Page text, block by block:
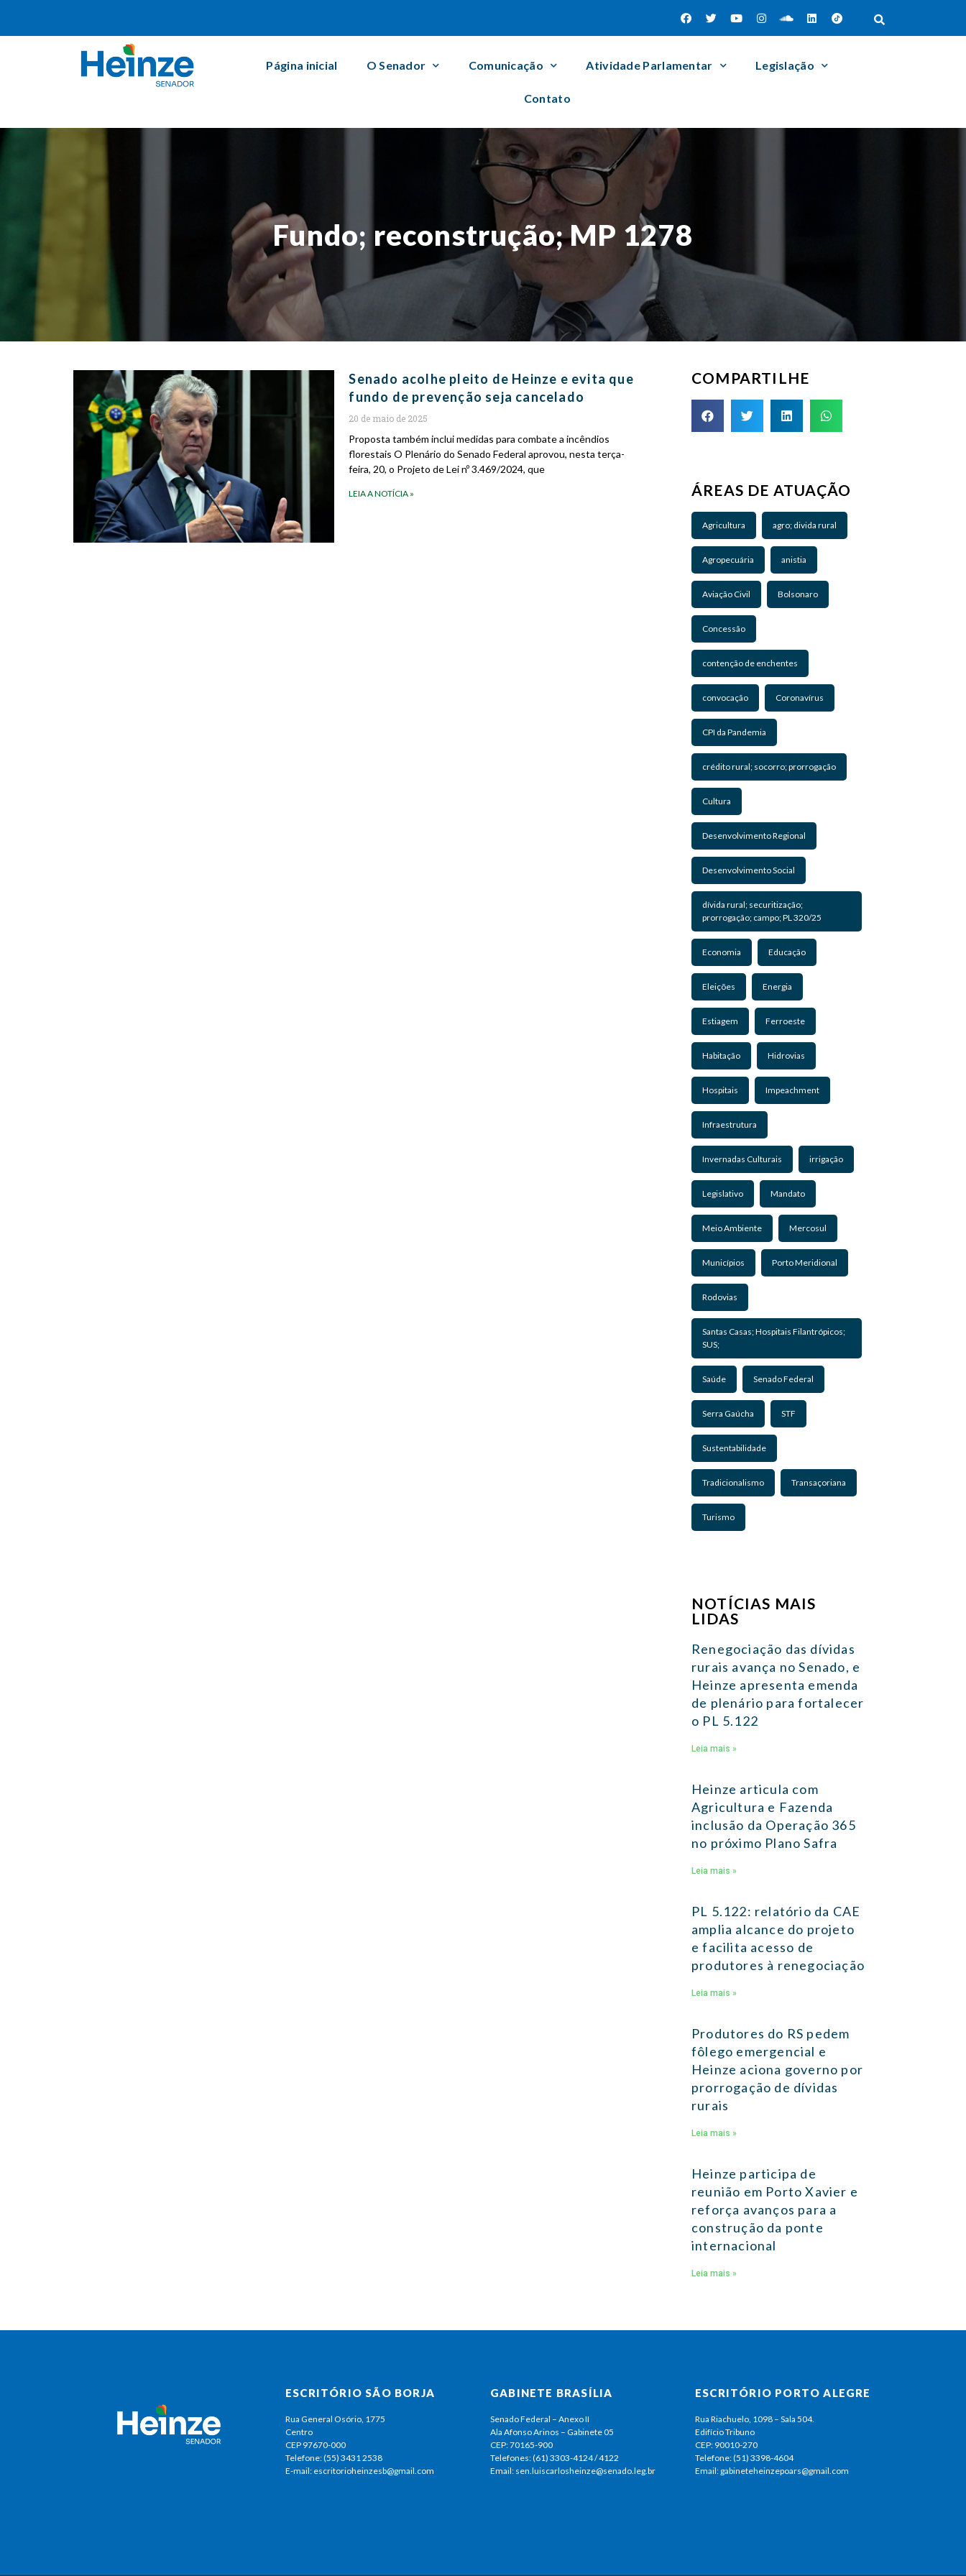
Página inicial O Senador Comunicação Atividade Parlamentar Legislação
Contato
Fundo; reconstrução; MP 1278
Senado acolhe pleito de Heinze e evita que
fundo de prevenção seja cancelado
20 de maio de 2025
Proposta também inclui medidas para combate a incêndios
florestais O Plenário do Senado Federal aprovou, nesta terça-
feira, 20, o Projeto de Lei nº 3.469/2024, que
LEIA A NOTÍCIA »
COMPARTILHE
ÁREAS DE ATUAÇÃO
Agricultura agro; divida rural
Agropecuária anistia
Aviação Civil Bolsonaro
Concessão
contenção de enchentes
convocação Coronavírus
CPI da Pandemia
crédito rural; socorro; prorrogação
Cultura
Desenvolvimento Regional
Desenvolvimento Social
dívida rural; securitização;
prorrogação; campo; PL 320/25
Economia Educação
Eleições Energia
Estiagem Ferroeste
Habitação Hidrovias
Hospitais Impeachment
Infraestrutura
Invernadas Culturais irrigação
Legislativo Mandato
Meio Ambiente Mercosul
Municípios Porto Meridional
Rodovias
Santas Casas; Hospitais Filantrópicos;
SUS;
Saúde Senado Federal
Serra Gaúcha STF
Sustentabilidade
Tradicionalismo Transaçoriana
Turismo
NOTÍCIAS MAIS
LIDAS
Renegociação das dívidas
rurais avança no Senado, e
Heinze apresenta emenda
de plenário para fortalecer
o PL 5.122
Leia mais »
Heinze articula com
Agricultura e Fazenda
inclusão da Operação 365
no próximo Plano Safra
Leia mais »
PL 5.122: relatório da CAE
amplia alcance do projeto
e facilita acesso de
produtores à renegociação
Leia mais »
Produtores do RS pedem
fôlego emergencial e
Heinze aciona governo por
prorrogação de dívidas
rurais
Leia mais »
Heinze participa de
reunião em Porto Xavier e
reforça avanços para a
construção da ponte
internacional
Leia mais »
ESCRITÓRIO SÃO BORJA
Rua General Osório, 1775
Centro
CEP 97670-000
Telefone: (55) 3431 2538
E-mail: escritorioheinzesb@gmail.com
GABINETE BRASÍLIA
Senado Federal – Anexo II
Ala Afonso Arinos – Gabinete 05
CEP: 70165-900
Telefones: (61) 3303-4124 / 4122
Email: sen.luiscarlosheinze@senado.leg.br
ESCRITÓRIO PORTO ALEGRE
Rua Riachuelo, 1098 – Sala 504.
Edifício Tribuno
CEP: 90010-270
Telefone: (51) 3398-4604
Email: gabineteheinzepoars@gmail.com